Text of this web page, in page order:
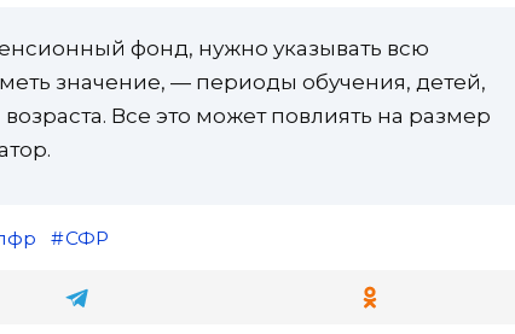
фонд, нужно указывать всю
значение, — периоды обучения, детей,
Все это может повлиять на размер
СФР